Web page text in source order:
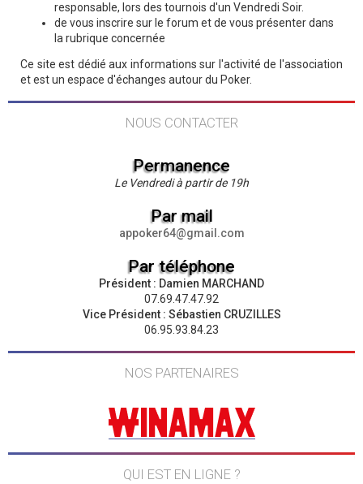
responsable, lors des tournois d'un Vendredi Soir.
de vous inscrire sur le forum et de vous présenter dans
la rubrique concernée
Ce site est dédié aux informations sur l'activité de l'association
et est un espace d'échanges autour du Poker.
NOUS CONTACTER
Permanence
Le Vendredi à partir de 19h
Par mail
appoker64@gmail.com
Par téléphone
Président : Damien MARCHAND
07.69.47.47.92
Vice Président : Sébastien CRUZILLES
06.95.93.84.23
NOS PARTENAIRES
QUI EST EN LIGNE ?